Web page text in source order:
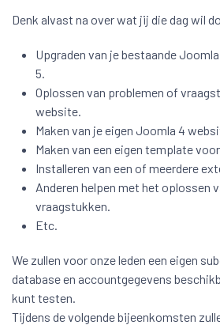
Denk alvast na over wat jij die dag wil
Upgraden van je bestaande
5.
Oplossen van problemen of
website.
Maken van je eigen Joomla 4
Maken van een eigen template
Installeren van een of meerdere
Anderen helpen met het oplossen
vraagstukken.
Etc.
We zullen voor onze leden een eigen
database en accountgegevens
kunt testen.
Tijdens de volgende bijeenkomsten